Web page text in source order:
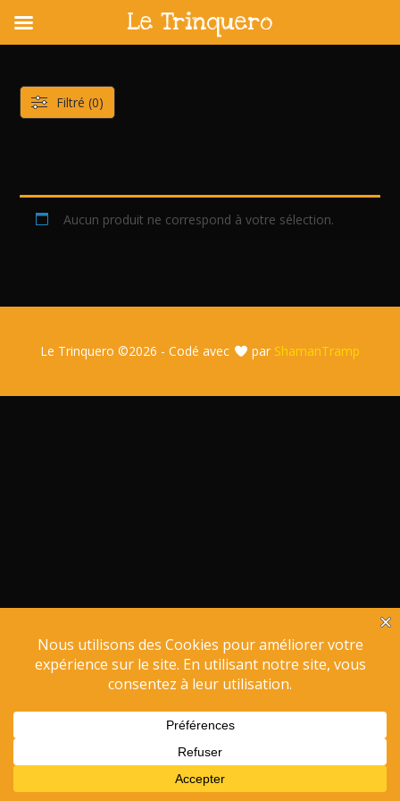
content
Aucun produit ne correspond à votre sélection.
Filtré (0)
Le Trinquero ©2026 - Codé avec par ShamanTramp
Le Trinquero